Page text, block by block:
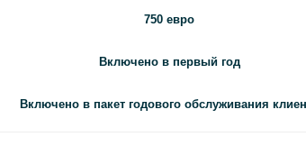
750 евро
Включено в первый год
Включено в пакет годового обслуживания